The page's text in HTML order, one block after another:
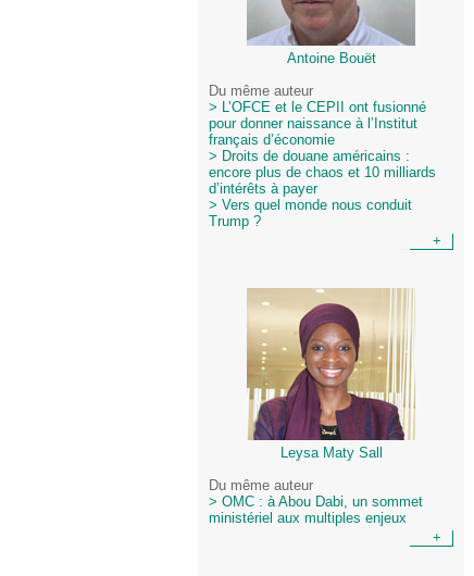
Antoine Bouët
Du même auteur
> L’OFCE et le CEPII ont fusionné
pour donner naissance à l’Institut
français d’économie
> Droits de douane américains :
encore plus de chaos et 10 milliards
d’intérêts à payer
> Vers quel monde nous conduit
Trump ?
+
Leysa Maty Sall
Du même auteur
> OMC : à Abou Dabi, un sommet
ministériel aux multiples enjeux
+